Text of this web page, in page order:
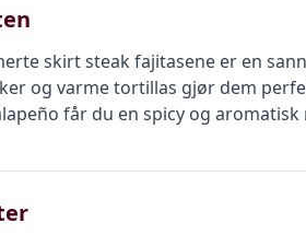
skirt steak fajitasene er en
og varme tortillas gjør dem
får du en spicy og